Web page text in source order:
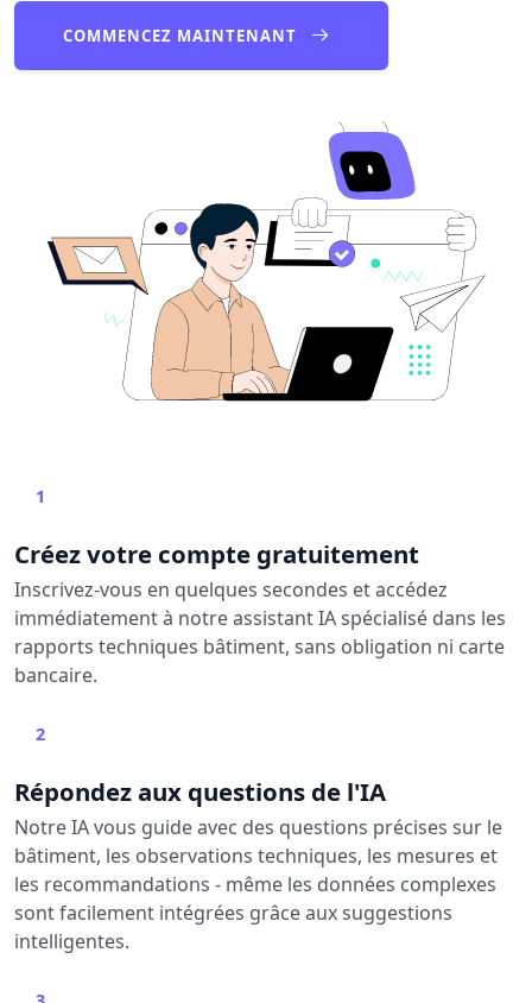
COMMENCEZ MAINTENANT
1
Créez votre compte gratuitement
Inscrivez-vous en quelques secondes et accédez
immédiatement à notre assistant IA spécialisé dans les
rapports techniques bâtiment, sans obligation ni carte
bancaire.
2
Répondez aux questions de l'IA
Notre IA vous guide avec des questions précises sur le
bâtiment, les observations techniques, les mesures et
les recommandations - même les données complexes
sont facilement intégrées grâce aux suggestions
intelligentes.